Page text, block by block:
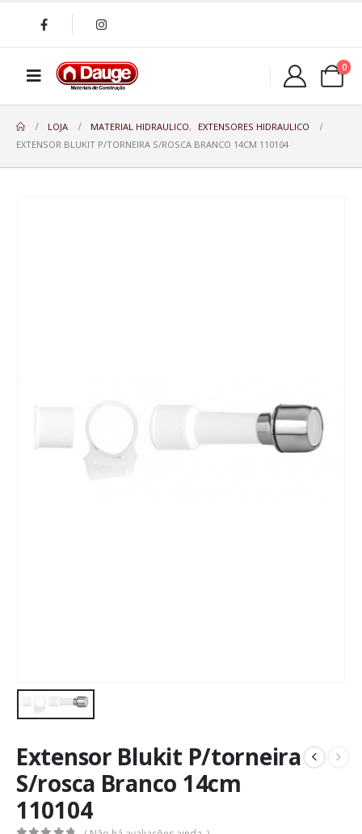
0
LOJA MATERIAL HIDRAULICO,
EXTENSORES HIDRAULICO
EXTENSOR BLUKIT P/TORNEIRA S/ROSCA BRANCO 14CM 110104
Extensor Blukit P/torneira
S/rosca Branco 14cm
110104